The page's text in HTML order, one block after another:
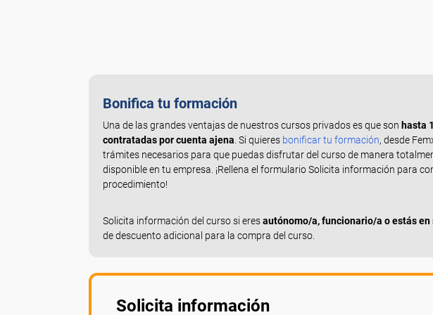
Bonifica tu formación
Una de las grandes ventajas de nuestros cursos privados es que son hasta
contratadas por cuenta ajena . Si quieres bonificar tu formación, desde
trámites necesarios para que puedas disfrutar del curso de manera
disponible en tu empresa. ¡Rellena el formulario Solicita información para
procedimiento!
Solicita información del curso si eresautónomo/a, funcionario/a o estás
de descuento adicional para la compra del curso.
Solicita información